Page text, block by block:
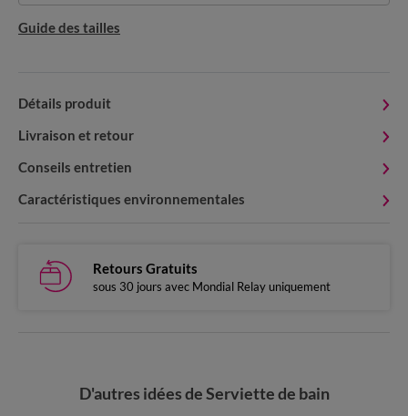
Guide des tailles
Détails produit
Livraison et retour
Conseils entretien
Caractéristiques environnementales
Retours Gratuits
sous 30 jours avec Mondial Relay uniquement
D'autres idées de Serviette de bain